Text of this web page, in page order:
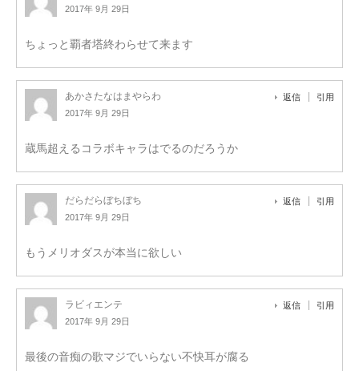
2017年 9月 29日
ちょっと覇者塔終わらせて来ます
あかさたなはまやらわ
2017年 9月 29日
返信 引用
蔵馬超えるコラボキャラはでるのだろうか
だらだらぼちぼち
2017年 9月 29日
返信 引用
もうメリオダスが本当に欲しい
ラビィエンテ
2017年 9月 29日
返信 引用
最後の音痴の歌マジでいらない不快耳が腐る